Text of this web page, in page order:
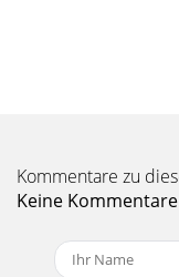
Kommentare zu
Keine Kommentare